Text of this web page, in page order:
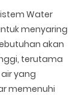
Water
menyaring
akan
terutama
yang
memenuhi